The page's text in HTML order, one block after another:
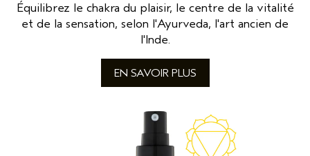
Équilibrez le chakra du plaisir, le centre de la vitalité
et de la sensation, selon l'Ayurveda, l'art ancien de
l'Inde.
EN SAVOIR PLUS